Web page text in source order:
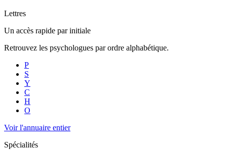
Lettres
Un accès rapide par initiale
Retrouvez les psychologues par ordre alphabétique.
P
S
Y
C
H
O
Voir l'annuaire entier
Spécialités